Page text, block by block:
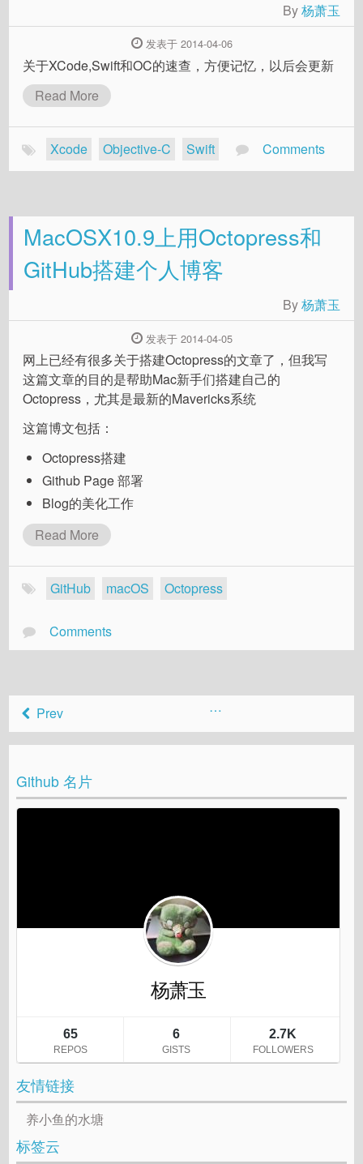
By杨萧玉
发表于 2014-04-06
关于XCode,Swift和OC的速查，方便记忆，以后会更新
Read More
Xcode Objective-C Swift Comments
MacOSX10.9上用Octopress和
GitHub搭建个人博客
By杨萧玉
发表于 2014-04-05
网上已经有很多关于搭建Octopress的文章了，但我写
这篇文章的目的是帮助Mac新手们搭建自己的
Octopress，尤其是最新的Mavericks系统
这篇博文包括：
Octopress搭建
Github Page 部署
Blog的美化工作
Read More
GitHub macOS Octopress
Comments
Prev …
Github 名片
友情链接
养小鱼的水塘
标签云